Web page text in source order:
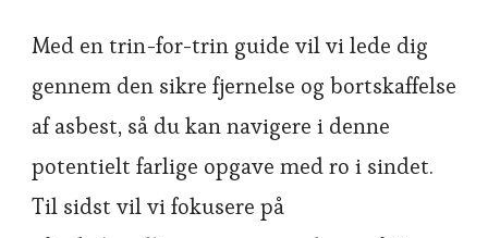
Med en trin-for-trin guide vil vi lede dig
gennem den sikre fjernelse og bortskaffelse
af asbest, så du kan navigere i denne
potentielt farlige opgave med ro i sindet.
Til sidst vil vi fokusere på